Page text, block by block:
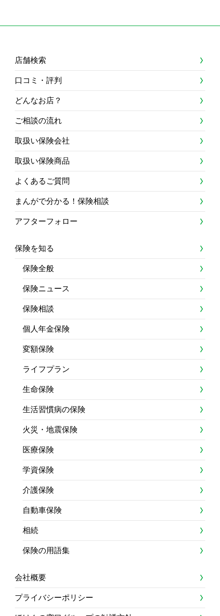
店舗検索
口コミ・評判
どんなお店？
ご相談の流れ
取扱い保険会社
取扱い保険商品
よくあるご質問
まんがで分かる！保険相談
アフターフォロー
保険を知る
保険全般
保険ニュース
保険相談
個人年金保険
変額保険
ライフプラン
生命保険
生活習慣病の保険
火災・地震保険
医療保険
学資保険
介護保険
自動車保険
相続
保険の用語集
会社概要
プライバシーポリシー